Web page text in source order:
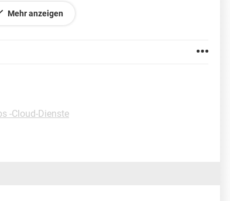
verfügen,
Mehr anzeigen
-Cloud-Dienste